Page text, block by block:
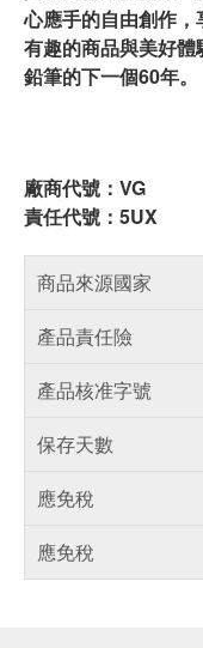
心應手的自由創作，
有趣的商品與美好
鉛筆的下一個60年。
廠商代號：VG
責任代號：5UX
商品來源國家
產品責任險
產品核准字號
保存天數
應免稅
應免稅